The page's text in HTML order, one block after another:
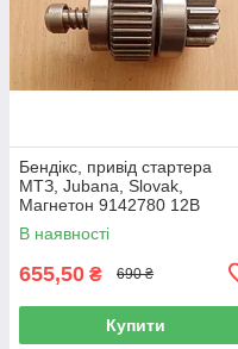
Бендікс, привід стартера
МТЗ, Jubana, Slovak,
Магнетон 9142780 12В
2.7кВт 24В 3,5кВт
В наявності
655,50 ₴ 690 ₴
Купити